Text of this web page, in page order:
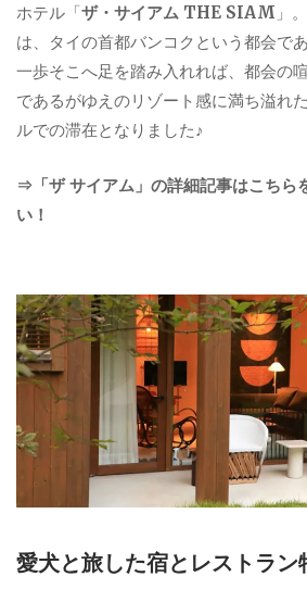
ホテル「ザ・サイアム THE SIAM 」
は、タイの首都バンコクという都会で
一歩そこへ足を踏み入れれば、都会の
であるがゆえのリゾート感に満ち溢れ
ルでの滞在となりました♪
⇒「ザ サイアム」の詳細記事はこちら
い！
愛犬と旅した宿とレストラン